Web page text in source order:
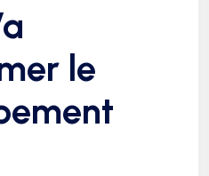
le